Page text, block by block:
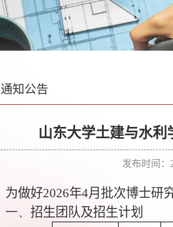
通知公告
山东大学土建与水利
发布时间
为做好2026年4月批次博士研
一、 招生团队及招生计划